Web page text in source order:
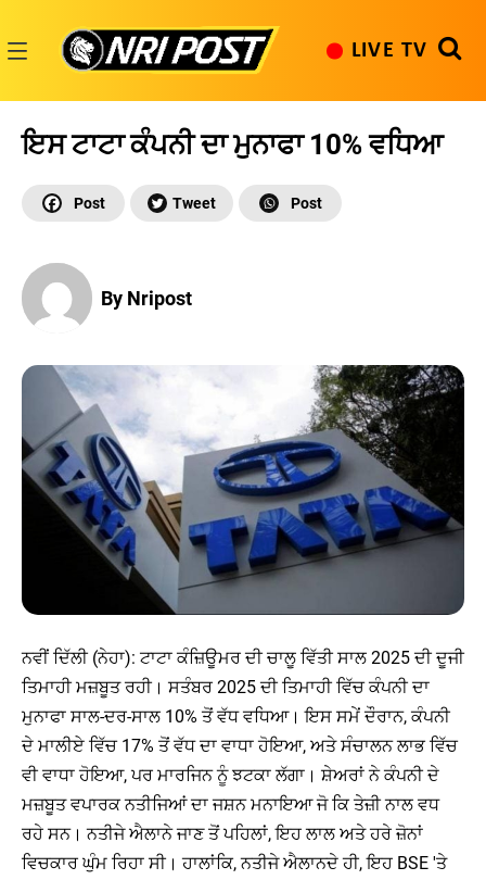
content
LIVE TV
ਇਸ ਟਾਟਾ ਕੰਪਨੀ ਦਾ ਮੁਨਾਫਾ 10% ਵਧਿਆ
By Nripost
ਨਵੀਂ ਦਿੱਲੀ (ਨੇਹਾ): ਟਾਟਾ ਕੰਜ਼ਿਊਮਰ ਦੀ ਚਾਲੂ ਵਿੱਤੀ ਸਾਲ 2025 ਦੀ ਦੂਜੀ
ਤਿਮਾਹੀ ਮਜ਼ਬੂਤ ​​ਰਹੀ। ਸਤੰਬਰ 2025 ਦੀ ਤਿਮਾਹੀ ਵਿੱਚ ਕੰਪਨੀ ਦਾ
ਮੁਨਾਫਾ ਸਾਲ-ਦਰ-ਸਾਲ 10% ਤੋਂ ਵੱਧ ਵਧਿਆ। ਇਸ ਸਮੇਂ ਦੌਰਾਨ, ਕੰਪਨੀ
ਦੇ ਮਾਲੀਏ ਵਿੱਚ 17% ਤੋਂ ਵੱਧ ਦਾ ਵਾਧਾ ਹੋਇਆ, ਅਤੇ ਸੰਚਾਲਨ ਲਾਭ ਵਿੱਚ
ਵੀ ਵਾਧਾ ਹੋਇਆ, ਪਰ ਮਾਰਜਿਨ ਨੂੰ ਝਟਕਾ ਲੱਗਾ। ਸ਼ੇਅਰਾਂ ਨੇ ਕੰਪਨੀ ਦੇ
ਮਜ਼ਬੂਤ ​​ਵਪਾਰਕ ਨਤੀਜਿਆਂ ਦਾ ਜਸ਼ਨ ਮਨਾਇਆ ਜੋ ਕਿ ਤੇਜ਼ੀ ਨਾਲ ਵਧ
ਰਹੇ ਸਨ। ਨਤੀਜੇ ਐਲਾਨੇ ਜਾਣ ਤੋਂ ਪਹਿਲਾਂ, ਇਹ ਲਾਲ ਅਤੇ ਹਰੇ ਜ਼ੋਨਾਂ
ਵਿਚਕਾਰ ਘੁੰਮ ਰਿਹਾ ਸੀ। ਹਾਲਾਂਕਿ, ਨਤੀਜੇ ਐਲਾਨਦੇ ਹੀ, ਇਹ BSE 'ਤੇ